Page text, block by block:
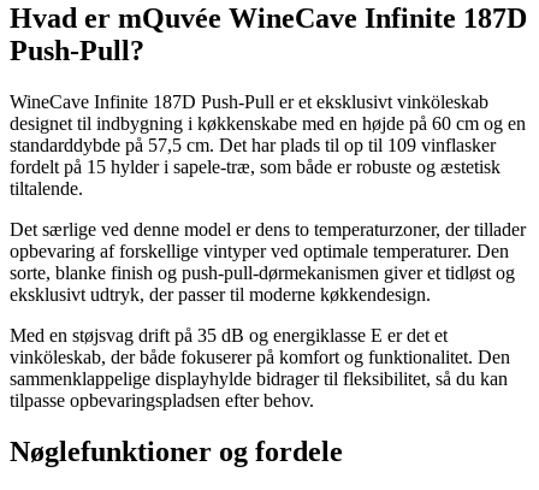
Hvad er mQuvée WineCave Infinite 187D
Push-Pull?
WineCave Infinite 187D Push-Pull er et eksklusivt vinköleskab
designet til indbygning i køkkenskabe med en højde på 60 cm og en
standarddybde på 57,5 cm. Det har plads til op til 109 vinflasker
fordelt på 15 hylder i sapele-træ, som både er robuste og æstetisk
tiltalende.
Det særlige ved denne model er dens to temperaturzoner, der tillader
opbevaring af forskellige vintyper ved optimale temperaturer. Den
sorte, blanke finish og push-pull-dørmekanismen giver et tidløst og
eksklusivt udtryk, der passer til moderne køkkendesign.
Med en støjsvag drift på 35 dB og energiklasse E er det et
vinköleskab, der både fokuserer på komfort og funktionalitet. Den
sammenklappelige displayhylde bidrager til fleksibilitet, så du kan
tilpasse opbevaringspladsen efter behov.
Nøglefunktioner og fordele